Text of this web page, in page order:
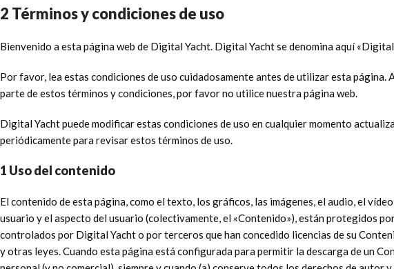
2 Términos y condiciones de uso
Bienvenido a esta página web de Digital Yacht. Digital Yacht se denomina aquí
Por favor, lea estas condiciones de uso cuidadosamente antes de utilizar esta
parte de estos términos y condiciones, por favor no utilice nuestra página web.
Digital Yacht puede modificar estas condiciones de uso en cualquier momento
periódicamente para revisar estos términos de uso.
1 Uso del contenido
El contenido de esta página, como el texto, los gráficos, las imágenes, el audio, el
usuario y el aspecto del usuario (colectivamente, el «Contenido»), están protegidos
controlados por Digital Yacht o por terceros que han concedido licencias de su
y otras leyes. Cuando esta página está configurada para permitir la descarga de un